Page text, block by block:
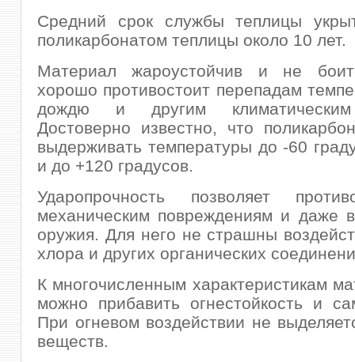
Средний срок службы теплицы
поликарбонатом теплицы около 10 лет.
Материал жароустойчив и не
хорошо противостоит перепадам
дождю и другим
Достоверно известно, что
выдерживать температуры до -60
и до +120 градусов.
Ударопрочность позволяет
механическим повреждениям и даже
оружия. Для него не страшны
хлора и других органических
К многочисленным характеристикам
можно прибавить огнестойкость и
При огневом воздействии не
веществ.